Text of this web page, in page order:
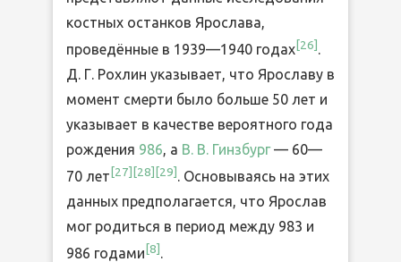
костных останков Ярослава,
проведённые в 1939—1940 годах [26] .
Д. Г. Рохлин указывает, что Ярославу в
момент смерти было больше 50 лет и
указывает в качестве вероятного года
рождения 986, а В. В. Гинзбург— 60—
70 лет 27 28 29 . Основываясь на этих
данных предполагается, что Ярослав
мог родиться в период между 983 и
986 годами 8 .